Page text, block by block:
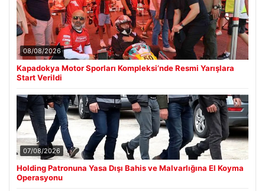
08/08/2026
Kapadokya Motor Sporları Kompleksi’nde Resmi Yarışlara
Start Verildi
07/08/2026
Holding Patronuna Yasa Dışı Bahis ve Malvarlığına El Koyma
Operasyonu